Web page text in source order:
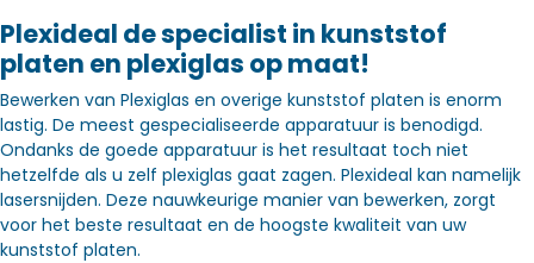
Plexideal de specialist in kunststof
platen en plexiglas op maat!
Bewerken van Plexiglas en overige kunststof platen is enorm
lastig. De meest gespecialiseerde apparatuur is benodigd.
Ondanks de goede apparatuur is het resultaat toch niet
hetzelfde als u zelf plexiglas gaat zagen. Plexideal kan namelijk
lasersnijden. Deze nauwkeurige manier van bewerken, zorgt
voor het beste resultaat en de hoogste kwaliteit van uw
kunststof platen.